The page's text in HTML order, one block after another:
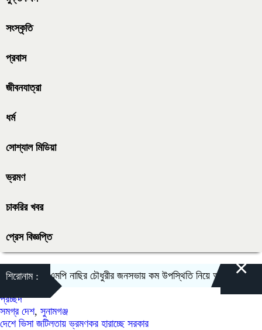
সংস্কৃতি
প্রবাস
জীবনযাত্রা
ধর্ম
সোশ্যাল মিডিয়া
ভ্রমণ
চাকরির খবর
প্রেস বিজ্ঞপ্তি
শিরোনাম :
দিরাইয়ে এমপি নাছির চৌধুরীর জনসভায় কম উপস্থিতি নিয়ে আলোচনা-সমালোচনা
×
প্রচ্ছদ
সমগ্র দেশ, সুনামগঞ্জ
দেশে ভিসা জটিলতায় ভ্রমণকর হারাচ্ছে সরকার